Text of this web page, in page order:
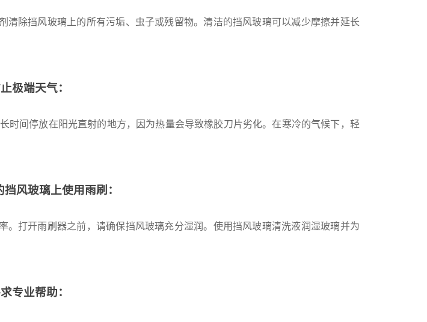
除挡风玻璃上的所有污垢、虫子或残留物。清洁的挡风玻璃可以减少摩擦并延长
极端天气：
时间停放在阳光直射的地方，因为热量会导致橡胶刀片劣化。在寒冷的气候下，轻
风玻璃上使用雨刷：
打开雨刷器之前，请确保挡风玻璃充分湿润。使用挡风玻璃清洗液润湿玻璃并为
专业帮助：